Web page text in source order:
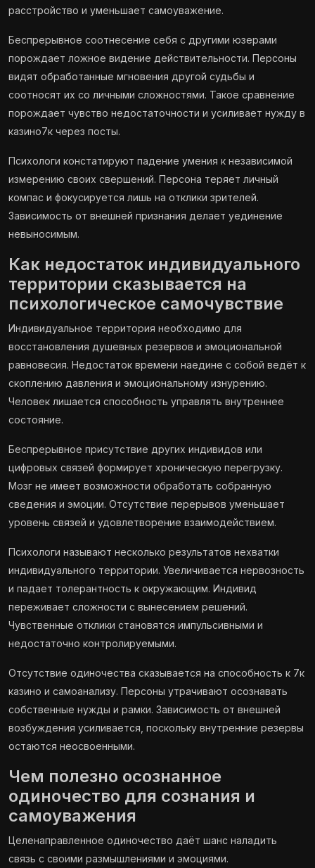
расстройство и уменьшает самоуважение.
Беспрерывное соотнесение себя с другими юзерами
порождает ложное видение действительности. Персоны
видят обработанные мгновения другой судьбы и
соотносят их со личными сложностями. Такое сравнение
порождает чувство недостаточности и усиливает нужду в
казино7к через посты.
Психологи констатируют падение умения к независимой
измерению своих свершений. Персона теряет личный
компас и фокусируется лишь на отклики зрителей.
Зависимость от внешней признания делает уединение
невыносимым.
Как недостаток индивидуального
территории сказывается на
психологическое самочувствие
Индивидуальное территория необходимо для
восстановления душевных резервов и эмоциональной
равновесия. Недостаток времени наедине с собой ведёт к
скоплению давления и эмоциональному изнурению.
Человек лишается способность управлять внутреннее
состояние.
Беспрерывное присутствие других индивидов или
цифровых связей формирует хроническую перегрузку.
Мозг не имеет возможности обработать собранную
сведения и эмоции. Отсутствие перерывов уменьшает
уровень связей и удовлетворение взаимодействием.
Психологи называют несколько результатов нехватки
индивидуального территории. Увеличивается нервозность
и падает толерантность к окружающим. Индивид
переживает сложности с вынесением решений.
Чувственные отклики становятся импульсивными и
недостаточно контролируемыми.
Отсутствие одиночества сказывается на способность к 7к
казино и самоанализу. Персоны утрачивают осознавать
собственные нужды и рамки. Зависимость от внешней
возбуждения усиливается, поскольку внутренние резервы
остаются неосвоенными.
Чем полезно осознанное
одиночество для сознания и
самоуважения
Целенаправленное одиночество даёт шанс наладить
связь с своими размышлениями и эмоциями.